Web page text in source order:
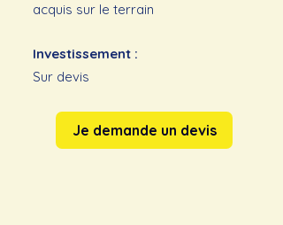
acquis sur le terrain
Investissement :
Sur devis
Je demande un devis